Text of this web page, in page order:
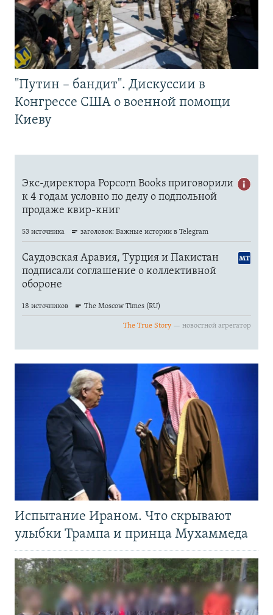
"Путин – бандит". Дискуссии в
Конгрессе США о военной помощи
Киеву
Испытание Ираном. Что скрывают
улыбки Трампа и принца Мухаммеда